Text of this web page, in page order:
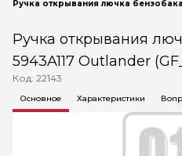
Ручка открывания лючка бензобака
Ручка открывания
5943A117 Outlander
Код: 22143
Основное Характеристики